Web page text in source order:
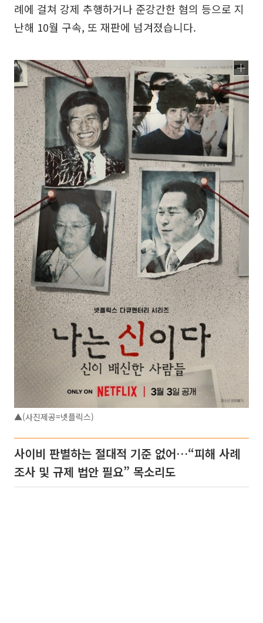
례에 걸쳐 강제 추행하거나 준강간한 혐의 등으로 지
난해 10월 구속, 또 재판에 넘겨졌습니다.
▲(사진제공=넷플릭스)
사이비 판별하는 절대적 기준 없어…“피해 사례
조사 및 규제 법안 필요” 목소리도